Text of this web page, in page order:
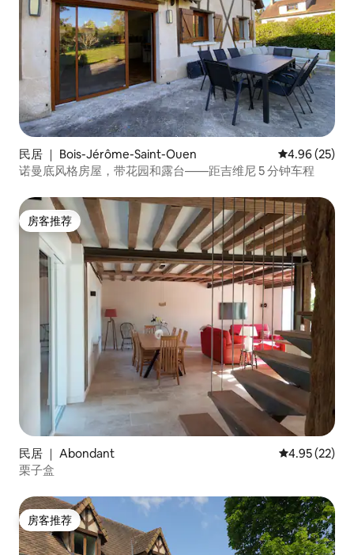
民居 ｜ Bois-Jérôme-Saint-Ouen 平均评分
4.96 (25)
诺曼底风格房屋，带花园和露台——距吉维尼 5 分钟车程
房客推荐
房客推荐
民居 ｜ Abondant 平均评分
4.95 (22)
栗子盒
房客推荐
房客推荐